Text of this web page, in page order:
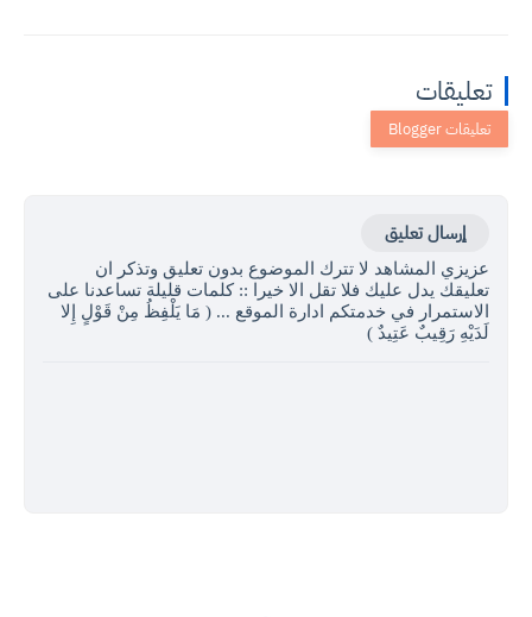
تعليقات
إرسال تعليق
عزيزي المشاهد لا تترك الموضوع بدون تعليق وتذكر ان
تعليقك يدل عليك فلا تقل الا خيرا :: كلمات قليلة تساعدنا على
الاستمرار في خدمتكم ادارة الموقع ... ( مَا يَلْفِظُ مِنْ قَوْلٍ إِلا
لَدَيْهِ رَقِيبٌ عَتِيدٌ )